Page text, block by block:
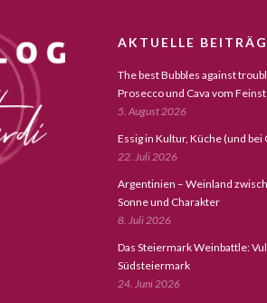
AKTUELLE
The best Bubbles against
Prosecco und Cava vom
5. August 2026
Essig in Kultur, Küche (und bei
22. Juli 2026
Argentinien – Weinland
Sonne und Charakter
8. Juli 2026
Das Steiermark Weinbattle:
Südsteiermark
24. Juni 2026